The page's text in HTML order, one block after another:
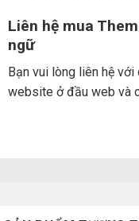
Liên hệ mua
ngữ
Bạn vui lòng liên hệ
website ở đầu web và